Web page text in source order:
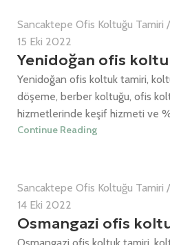
Sancaktepe Ofis Koltuğu Tamiri
15 Eki 2022
Yenidoğan ofis
Yenidoğan ofis koltuk tamiri,
döşeme, berber koltuğu, ofis
hizmetlerinde keşif hizmeti ve %
Continue Reading
Can Cemil
0
Sancaktepe Ofis Koltuğu Tamiri
14 Eki 2022
Osmangazi ofis